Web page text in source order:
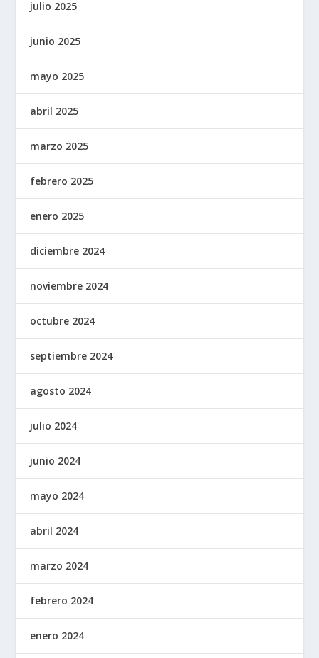
julio 2025
junio 2025
mayo 2025
abril 2025
marzo 2025
febrero 2025
enero 2025
diciembre 2024
noviembre 2024
octubre 2024
septiembre 2024
agosto 2024
julio 2024
junio 2024
mayo 2024
abril 2024
marzo 2024
febrero 2024
enero 2024